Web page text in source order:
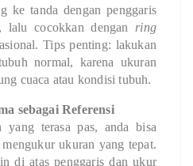
ke tanda dengan penggaris
lalu cocokkan dengan ring
Tips penting: lakukan
normal, karena ukuran
cuaca atau kondisi tubuh.
sebagai Referensi
terasa pas, anda bisa
ukuran yang tepat.
di atas penggaris dan ukur